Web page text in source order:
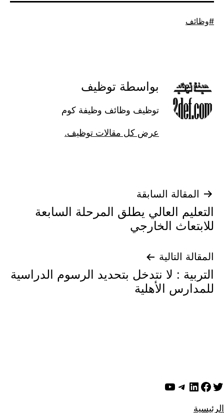
موسوم
وظائف
بواسطة توظيف
توظيف وظائف وظيفة كوم
عرض كل مقالات توظيف.
تصفّح
المقالات
المقالة السابقة
التعليم العالي يطلق المرحلة السابعة
للابتعاث الخارجي
المقالة التالية
التربية : لا نتدخل بتحديد الرسوم الدراسية
للمدارس الأهلية
تويترفيسبوك
لينكد إن تيليجرام
يوتيوب
الرئيسية